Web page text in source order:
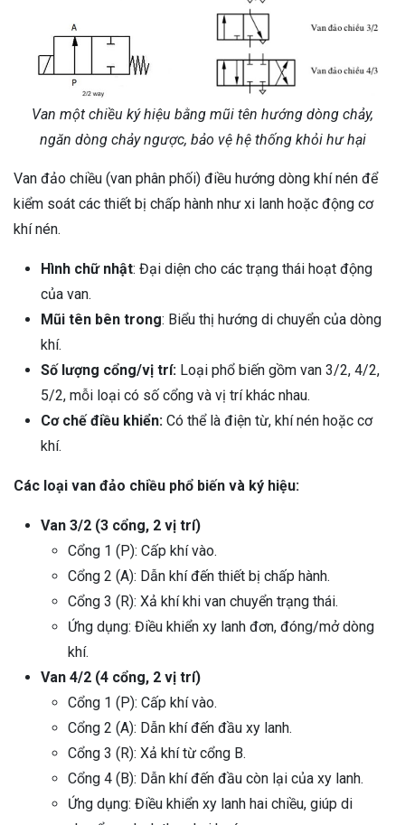
Van một chiều ký hiệu bằng mũi tên hướng dòng chảy,
ngăn dòng chảy ngược, bảo vệ hệ thống khỏi hư hại
Van đảo chiều (van phân phối) điều hướng dòng khí nén để
kiểm soát các thiết bị chấp hành như xi lanh hoặc động cơ
khí nén.
Hình chữ nhật: Đại diện cho các trạng thái hoạt động
của van.
Mũi tên bên trong: Biểu thị hướng di chuyển của dòng
khí.
Số lượng cổng/vị trí: Loại phổ biến gồm van 3/2, 4/2,
5/2, mỗi loại có số cổng và vị trí khác nhau.
Cơ chế điều khiển: Có thể là điện từ, khí nén hoặc cơ
khí.
Các loại van đảo chiều phổ biến và ký hiệu:
Van 3/2 (3 cổng, 2 vị trí)
Cổng 1 (P): Cấp khí vào.
Cổng 2 (A): Dẫn khí đến thiết bị chấp hành.
Cổng 3 (R): Xả khí khi van chuyển trạng thái.
Ứng dụng: Điều khiển xy lanh đơn, đóng/mở dòng
khí.
Van 4/2 (4 cổng, 2 vị trí)
Cổng 1 (P): Cấp khí vào.
Cổng 2 (A): Dẫn khí đến đầu xy lanh.
Cổng 3 (R): Xả khí từ cổng B.
Cổng 4 (B): Dẫn khí đến đầu còn lại của xy lanh.
Ứng dụng: Điều khiển xy lanh hai chiều, giúp di